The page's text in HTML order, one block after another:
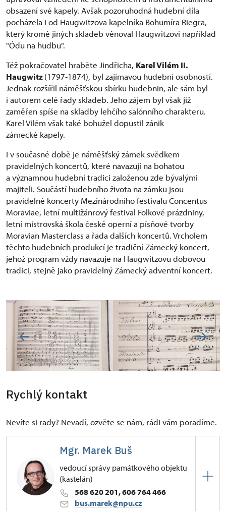
obsazení své kapely. Avšak pozoruhodná hudební díla
pocházela i od Haugwitzova kapelníka Bohumíra Riegra,
který kromě jiných skladeb věnoval Haugwitzovi například
"Ódu na hudbu".
Též pokračovatel hraběte Jindřicha, Karel Vilém II.
Haugwitz(1797-1874), byl zajímavou hudební osobností.
Jednak rozšířil náměšťskou sbírku hudebnin, ale sám byl
i autorem celé řady skladeb. Jeho zájem byl však již
zaměřen spíše na skladby lehčího salónního charakteru.
Karel Vilém však také bohužel dopustil zánik
zámecké kapely.
I v současné době je náměšťský zámek svědkem
pravidelných koncertů, které navazují na bohatou
a významnou hudební tradici založenou zde bývalými
majiteli. Součástí hudebního života na zámku jsou
pravidelné koncerty Mezinárodního festivalu Concentus
Moraviae, letní multižánrový festival Folkové prázdniny,
letní mistrovská škola české operní a písňové tvorby
Moravian Masterclass a řada dalších koncertů. Vrcholem
těchto hudebních produkcí je tradiční Zámecký koncert,
jehož program vždy navazuje na Haugwitzovu dobovou
tradici, stejně jako pravidelný Zámecký adventní koncert.
Rychlý kontakt
Nevíte si rady? Nevadí, ozvěte se nám, rádi vám poradíme.
Mgr. Marek Buš
vedoucí správy památkového objektu
(kastelán)
568 620 201, 606 764 466
bus.marek@npu.cz